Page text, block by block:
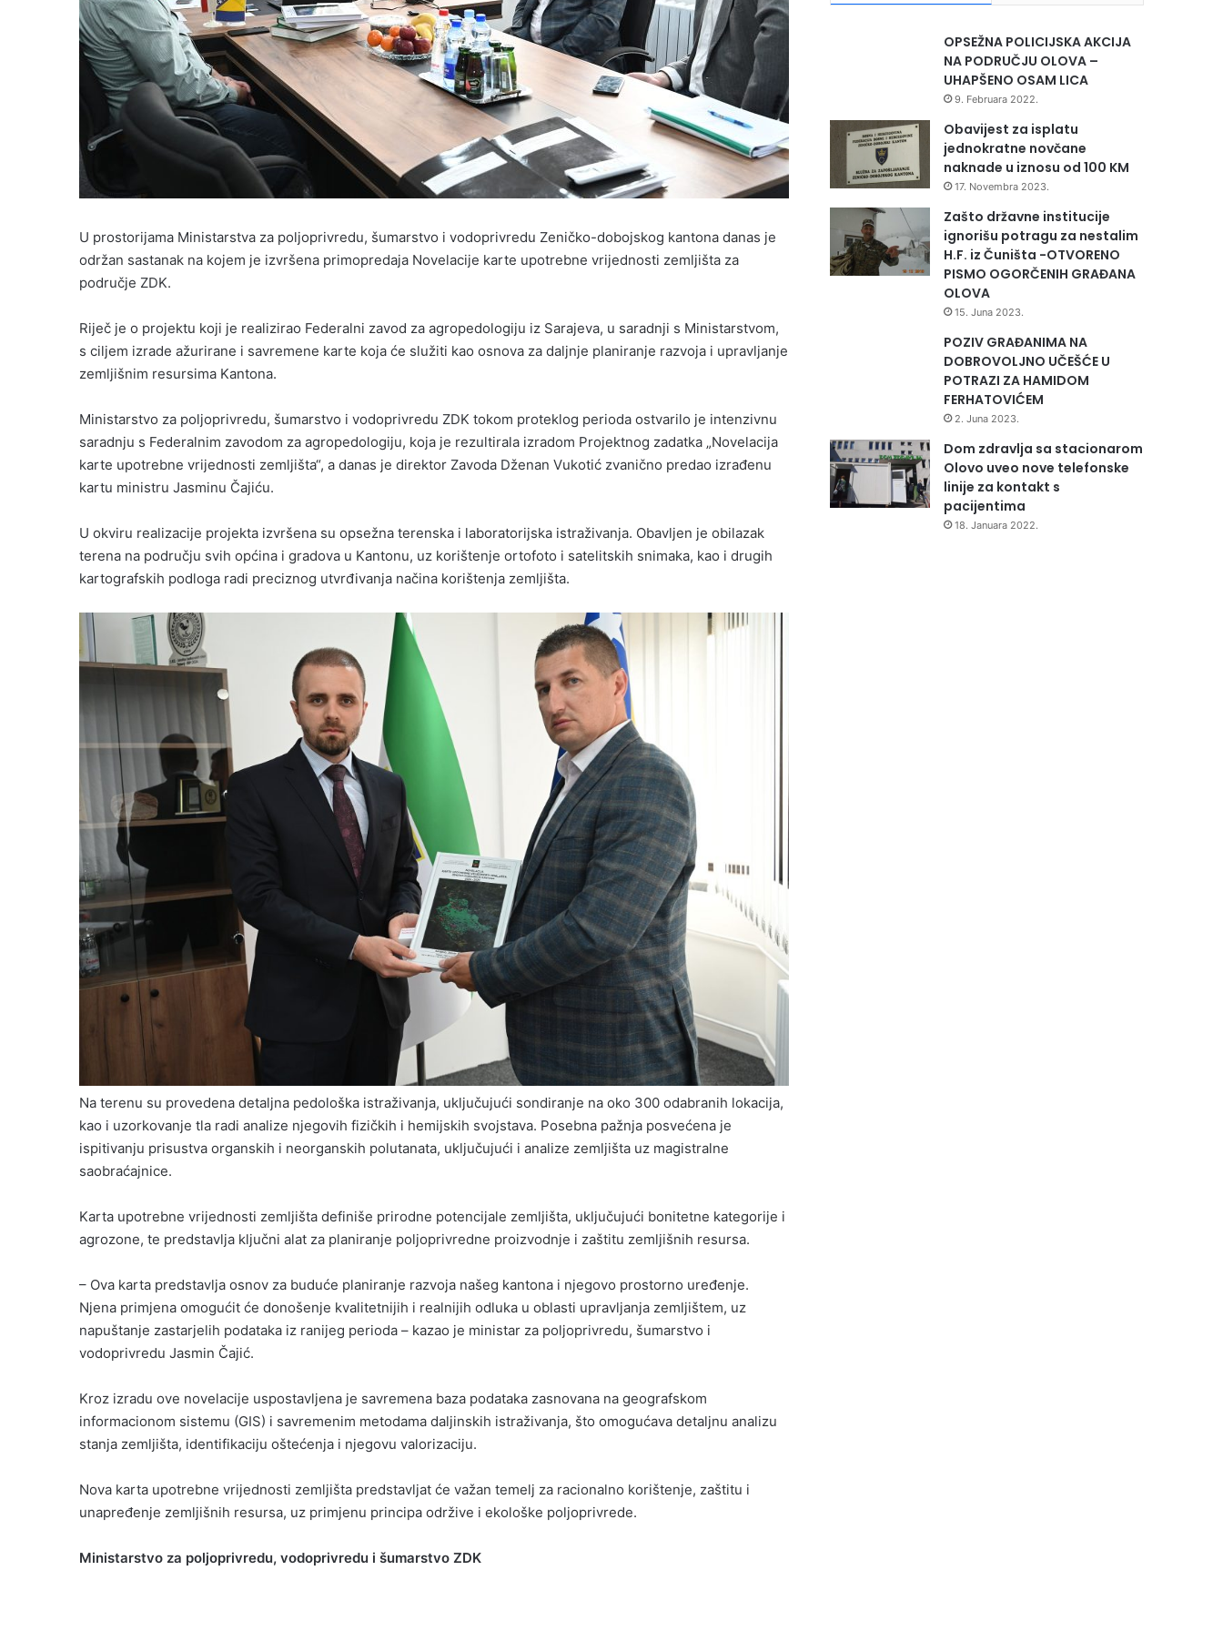
U prostorijama Ministarstva za poljoprivredu, šumarstvo i vodoprivredu Zeničko-dobojskog kantona danas je
održan sastanak na kojem je izvršena primopredaja Novelacije karte upotrebne vrijednosti zemljišta za
područje ZDK.
Riječ je o projektu koji je realizirao Federalni zavod za agropedologiju iz Sarajeva, u saradnji s Ministarstvom,
s ciljem izrade ažurirane i savremene karte koja će služiti kao osnova za daljnje planiranje razvoja i upravljanje
zemljišnim resursima Kantona.
Ministarstvo za poljoprivredu, šumarstvo i vodoprivredu ZDK tokom proteklog perioda ostvarilo je intenzivnu
saradnju s Federalnim zavodom za agropedologiju, koja je rezultirala izradom Projektnog zadatka „Novelacija
karte upotrebne vrijednosti zemljišta“, a danas je direktor Zavoda Dženan Vukotić zvanično predao izrađenu
kartu ministru Jasminu Čajiću.
U okviru realizacije projekta izvršena su opsežna terenska i laboratorijska istraživanja. Obavljen je obilazak
terena na području svih općina i gradova u Kantonu, uz korištenje ortofoto i satelitskih snimaka, kao i drugih
kartografskih podloga radi preciznog utvrđivanja načina korištenja zemljišta.
Na terenu su provedena detaljna pedološka istraživanja, uključujući sondiranje na oko 300 odabranih lokacija,
kao i uzorkovanje tla radi analize njegovih fizičkih i hemijskih svojstava. Posebna pažnja posvećena je
ispitivanju prisustva organskih i neorganskih polutanata, uključujući i analize zemljišta uz magistralne
saobraćajnice.
Karta upotrebne vrijednosti zemljišta definiše prirodne potencijale zemljišta, uključujući bonitetne kategorije i
agrozone, te predstavlja ključni alat za planiranje poljoprivredne proizvodnje i zaštitu zemljišnih resursa.
– Ova karta predstavlja osnov za buduće planiranje razvoja našeg kantona i njegovo prostorno uređenje.
Njena primjena omogućit će donošenje kvalitetnijih i realnijih odluka u oblasti upravljanja zemljištem, uz
napuštanje zastarjelih podataka iz ranijeg perioda – kazao je ministar za poljoprivredu, šumarstvo i
vodoprivredu Jasmin Čajić.
Kroz izradu ove novelacije uspostavljena je savremena baza podataka zasnovana na geografskom
informacionom sistemu (GIS) i savremenim metodama daljinskih istraživanja, što omogućava detaljnu analizu
stanja zemljišta, identifikaciju oštećenja i njegovu valorizaciju.
Nova karta upotrebne vrijednosti zemljišta predstavljat će važan temelj za racionalno korištenje, zaštitu i
unapređenje zemljišnih resursa, uz primjenu principa održive i ekološke poljoprivrede.
Ministarstvo za poljoprivredu, vodoprivredu i šumarstvo ZDK
OPSEŽNA POLICIJSKA AKCIJA
NA PODRUČJU OLOVA –
UHAPŠENO OSAM LICA
9. Februara 2022.
Obavijest za isplatu
jednokratne novčane
naknade u iznosu od 100 KM
17. Novembra 2023.
Zašto državne institucije
ignorišu potragu za nestalim
H.F. iz Čuništa -OTVORENO
PISMO OGORČENIH GRAĐANA
OLOVA
15. Juna 2023.
POZIV GRAĐANIMA NA
DOBROVOLJNO UČEŠĆE U
POTRAZI ZA HAMIDOM
FERHATOVIĆEM
2. Juna 2023.
Dom zdravlja sa stacionarom
Olovo uveo nove telefonske
linije za kontakt s
pacijentima
18. Januara 2022.